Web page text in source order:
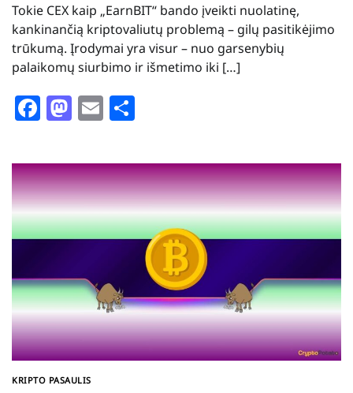
Tokie CEX kaip „EarnBIT“ bando įveikti nuolatinę,
kankinančią kriptovaliutų problemą – gilų pasitikėjimo
trūkumą. Įrodymai yra visur – nuo ​​garsenybių
palaikomų siurbimo ir išmetimo iki […]
Facebook
Mastodon
Email
KRIPTO PASAULIS